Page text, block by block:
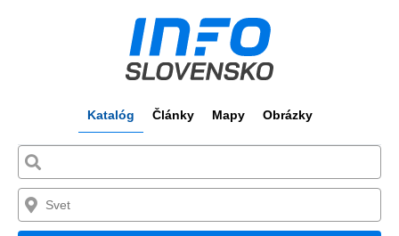
Katalóg Články Mapy Obrázky